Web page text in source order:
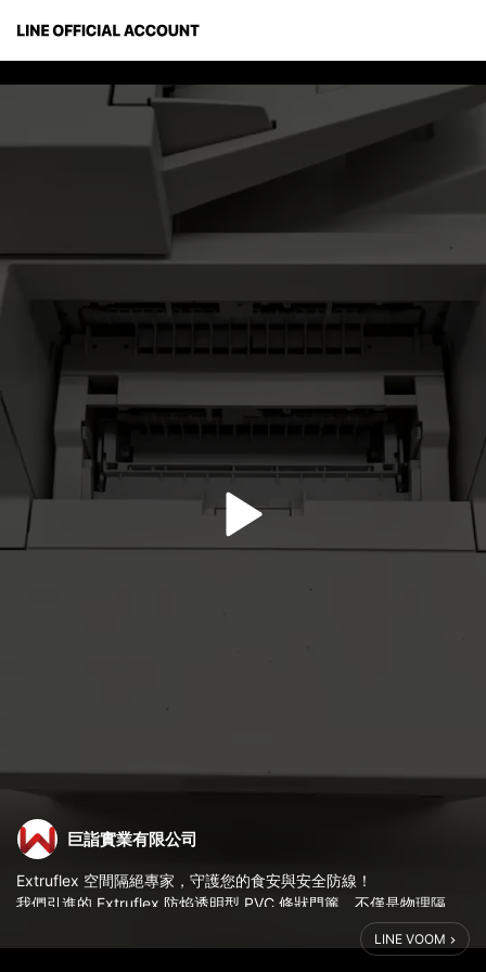
巨詣實業有限公司
Extruflex 空間隔絕專家，守護您的食安與安全防線！
我們引進的 Extruflex 防焰透明型 PVC 條狀門簾，不僅是物理隔
🛡️ 防焰一級認證：工業安全的第一道防線，有效延緩火源蔓延。
LINE VOOM